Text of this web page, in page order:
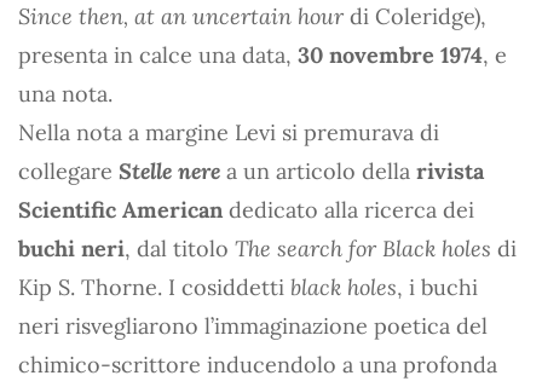
Since then, at an uncertain hour di Coleridge),
presenta in calce una data, 30 novembre 1974, e
una nota.
Nella nota a margine Levi si premurava di
collegare Stelle nere a un articolo della rivista
Scientific American dedicato alla ricerca dei
buchi neri, dal titolo The search for Black holes di
Kip S. Thorne. I cosiddetti black holes, i buchi
neri risvegliarono l’immaginazione poetica del
chimico-scrittore inducendolo a una profonda